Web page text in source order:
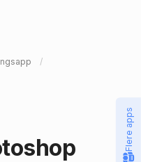
Flere apps